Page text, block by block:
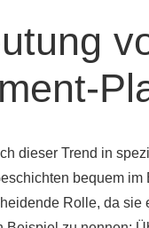
dieser Trend in
bequem
Rolle, da